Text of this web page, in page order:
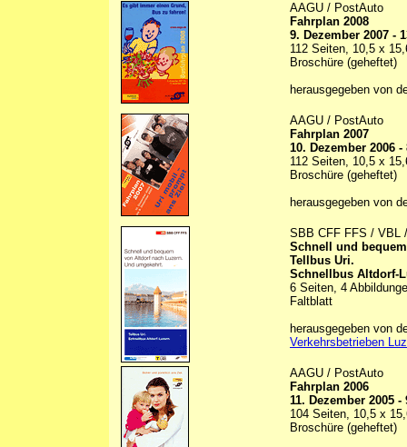
AAGU / PostAuto
Fahrplan 2008
9. Dezember 2007 -
112 Seiten, 10,5 x
Broschüre (geheftet)
herausgegeben von
AAGU / PostAuto
Fahrplan 2007
10. Dezember 2006
112 Seiten, 10,5 x
Broschüre (geheftet)
herausgegeben von
SBB CFF FFS / VBL
Schnell und
Tellbus Uri.
Schnellbus Altdorf-
6 Seiten, 4
Faltblatt
herausgegeben von
Verkehrsbetrieben
AAGU / PostAuto
Fahrplan 2006
11. Dezember 2005 -
104 Seiten, 10,5 x
Broschüre (geheftet)